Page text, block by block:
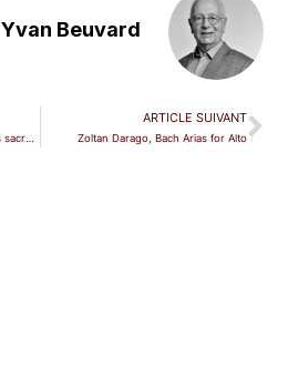
Yvan Beuvard
FAURÉ, Requiem (1888) et Pièces sacrées – Chœur de chambre de Namur
ARTICLE SUIVANT
Zoltan Darago, Bach Arias for Alto